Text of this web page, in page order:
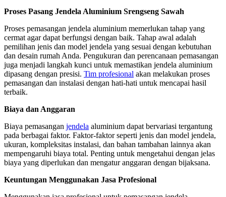
Proses Pasang Jendela Aluminium Srengseng Sawah
Proses pemasangan jendela aluminium memerlukan tahap yang
cermat agar dapat berfungsi dengan baik. Tahap awal adalah
pemilihan jenis dan model jendela yang sesuai dengan kebutuhan
dan desain rumah Anda. Pengukuran dan perencanaan pemasangan
juga menjadi langkah kunci untuk memastikan jendela aluminium
dipasang dengan presisi. Tim profesional akan melakukan proses
pemasangan dan instalasi dengan hati-hati untuk mencapai hasil
terbaik.
Biaya dan Anggaran
Biaya pemasangan jendela aluminium dapat bervariasi tergantung
pada berbagai faktor. Faktor-faktor seperti jenis dan model jendela,
ukuran, kompleksitas instalasi, dan bahan tambahan lainnya akan
mempengaruhi biaya total. Penting untuk mengetahui dengan jelas
biaya yang diperlukan dan mengatur anggaran dengan bijaksana.
Keuntungan Menggunakan Jasa Profesional